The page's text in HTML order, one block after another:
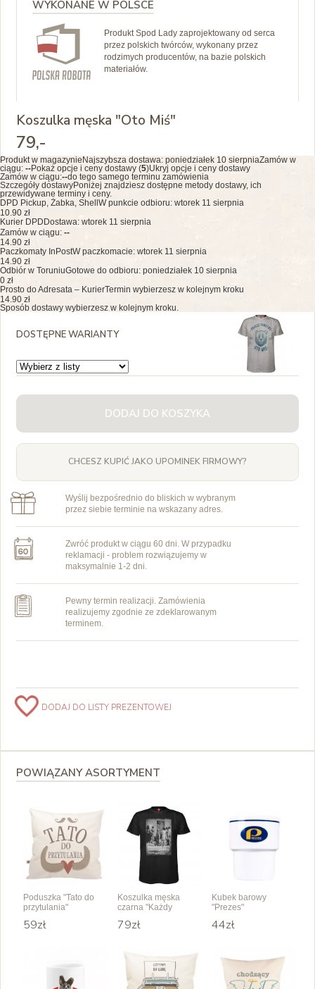
WYKONANE W POLSCE
Produkt Spod Lady zaprojektowany od serca
przez polskich twórców, wykonany przez
rodzimych producentów, na bazie polskich
materiałów.
Koszulka męska "Oto Miś"
79,-
Produkt w magazynie Najszybsza dostawa: poniedziałek 10 sierpniaZamów w
ciągu: --Pokaż opcje i ceny dostawy (5)Ukryj opcje i ceny dostawy
Zamów w ciągu:--do tego samego terminu zamówienia
Szczegóły dostawyPoniżej znajdziesz dostępne metody dostawy, ich
przewidywane terminy i ceny.
DPD Pickup, Żabka, Shell W punkcie odbioru: wtorek 11 sierpnia
10.90 zł
Kurier DPD Dostawa: wtorek 11 sierpnia
Zamów w ciągu: --
14.90 zł
Paczkomaty InPostW paczkomacie: wtorek 11 sierpnia
14.90 zł
Odbiór w ToruniuGotowe do odbioru: poniedziałek 10 sierpnia
0 zł
Prosto do Adresata – KurierTermin wybierzesz w kolejnym kroku
14.90 zł
Sposób dostawy wybierzesz w kolejnym kroku.
DOSTĘPNE WARIANTY
DODAJ DO KOSZYKA
CHCESZ KUPIĆ JAKO UPOMINEK FIRMOWY?
Wyślij bezpośrednio do bliskich w wybranym
przez siebie terminie na wskazany adres.
Zwróć produkt w ciągu 60 dni. W przypadku
reklamacji - problem rozwiązujemy w
maksymalnie 1-2 dni.
Pewny termin realizacji. Zamówienia
realizujemy zgodnie ze zdeklarowanym
terminem.
DODAJ DO LISTY PREZENTOWEJ
POWIĄZANY ASORTYMENT
Poduszka "Tato do
przytulania"
59zł
Koszulka męska
czarna "Każdy
79zł
Kubek barowy
"Prezes"
44zł